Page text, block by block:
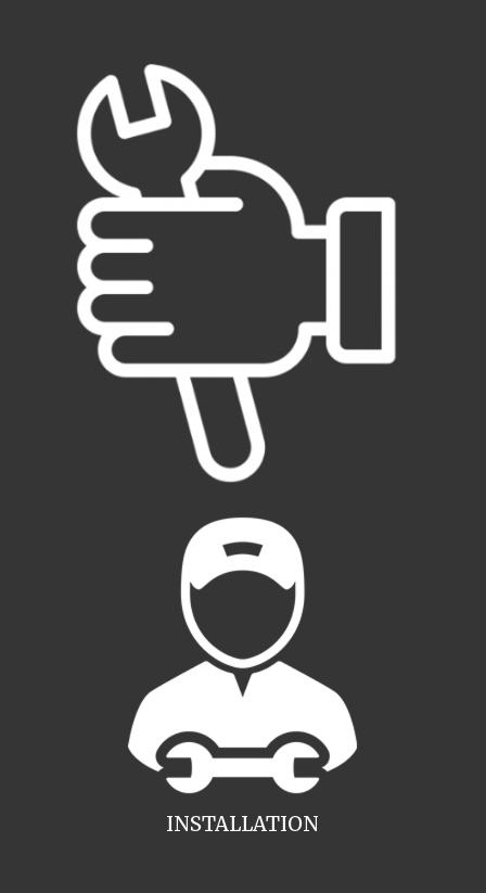
INSTALLATION